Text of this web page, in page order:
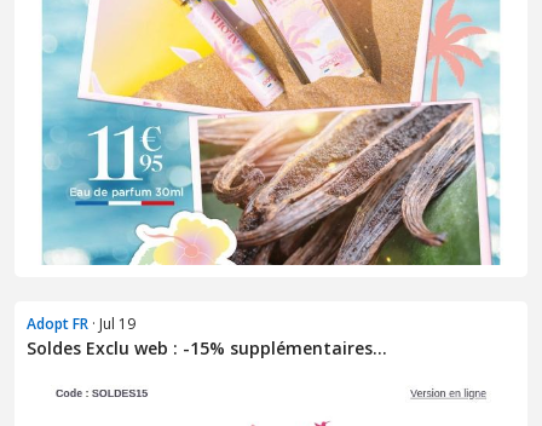
Adopt FR · Jul 19
Soldes Exclu web : -15% supplémentaires...